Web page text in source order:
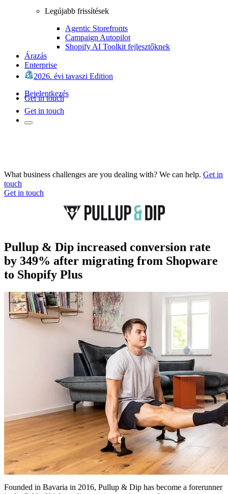
Legújabb frissítések
Agentic Storefronts
Campaign Autopilot
Shopify AI Toolkit fejlesztőknek
Árazás
Enterprise
2026. évi tavaszi Edition
Bejelentkezés
Get in touch
Get in touch
What business challenges are you dealing with? We can help. Get in
touch
Get in touch
Pullup & Dip increased conversion rate
by 349% after migrating from Shopware
to Shopify Plus
Founded in Bavaria in 2016, Pullup & Dip has become a forerunner